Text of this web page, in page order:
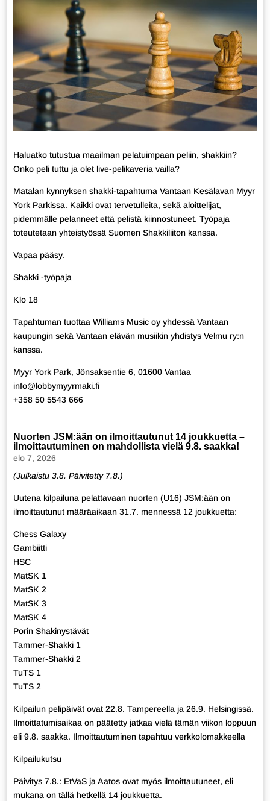
Haluatko tutustua maailman pelatuimpaan peliin, shakkiin?
Onko peli tuttu ja olet live-pelikaveria vailla?
Matalan kynnyksen shakki-tapahtuma Vantaan Kesälavan Myyr
York Parkissa. Kaikki ovat tervetulleita, sekä aloittelijat,
pidemmälle pelanneet että pelistä kiinnostuneet. Työpaja
toteutetaan yhteistyössä Suomen Shakkiliiton kanssa.
Vapaa pääsy.
Shakki -työpaja
Klo 18
Tapahtuman tuottaa Williams Music oy yhdessä Vantaan
kaupungin sekä Vantaan elävän musiikin yhdistys Velmu ry:n
kanssa.
Myyr York Park, Jönsaksentie 6, 01600 Vantaa
info@lobbymyyrmaki.fi
+358 50 5543 666
Nuorten JSM:ään on ilmoittautunut 14 joukkuetta –
ilmoittautuminen on mahdollista vielä 9.8. saakka!
elo 7, 2026
(Julkaistu 3.8. Päivitetty 7.8.)
Uutena kilpailuna pelattavaan nuorten (U16) JSM:ään on
ilmoittautunut määräaikaan 31.7. mennessä 12 joukkuetta:
Chess Galaxy
Gambiitti
HSC
MatSK 1
MatSK 2
MatSK 3
MatSK 4
Porin Shakinystävät
Tammer-Shakki 1
Tammer-Shakki 2
TuTS 1
TuTS 2
Kilpailun pelipäivät ovat 22.8. Tampereella ja 26.9. Helsingissä.
Ilmoittatumisaikaa on päätetty jatkaa vielä tämän viikon loppuun
eli 9.8. saakka. Ilmoittautuminen tapahtuu verkkolomakkeella
Kilpailukutsu
Päivitys 7.8.: EtVaS ja Aatos ovat myös ilmoittautuneet, eli
mukana on tällä hetkellä 14 joukkuetta.